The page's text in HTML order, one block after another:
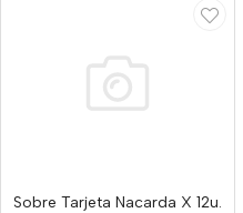
Sobre Tarjeta Nacarda X 12u.